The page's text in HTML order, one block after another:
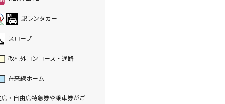
駅レンタカー
スロープ
改札外コンコース・通路
在来線ホーム
・自由席特急券や乗車券がご